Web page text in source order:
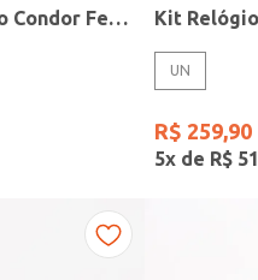
Kit Relógio + Acessório Condor Feminino DOURADO
UN
R$ 259,90
5x de R$ 51